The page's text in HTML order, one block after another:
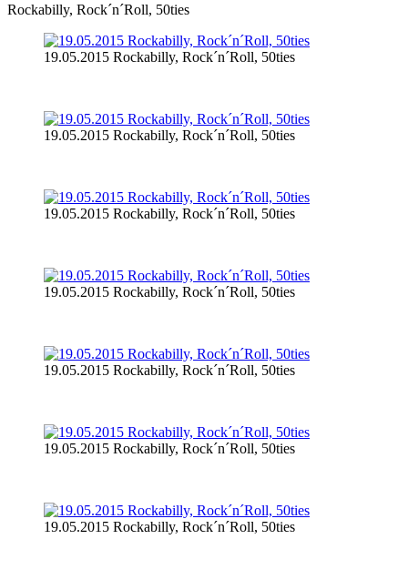
Rockabilly, Rock´n´Roll, 50ties
19.05.2015 Rockabilly, Rock´n´Roll, 50ties
19.05.2015 Rockabilly, Rock´n´Roll, 50ties
19.05.2015 Rockabilly, Rock´n´Roll, 50ties
19.05.2015 Rockabilly, Rock´n´Roll, 50ties
19.05.2015 Rockabilly, Rock´n´Roll, 50ties
19.05.2015 Rockabilly, Rock´n´Roll, 50ties
19.05.2015 Rockabilly, Rock´n´Roll, 50ties